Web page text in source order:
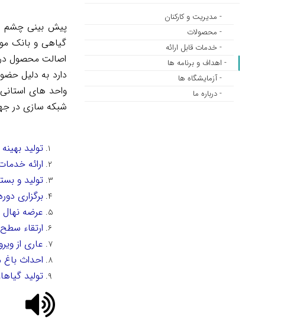
پیش بینی چشم
گیاهی و بانک
اصالت محصول
دارد به دلیل
واحد های
شبکه سازی در
تولید
ارائه
تولید و
برگزاری
عرضه نهال
ارتقاء
عاری از
احداث
تولید
- مدیریت و کارکنان
- محصولات
- خدمات قابل ارائه
- اهداف و برنامه ها
- آزمایشگاه ها
- درباره ما